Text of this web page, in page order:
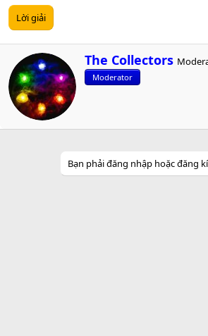
Lời giải
W
r
i
n
The Collectors
Moderator
Bạn phải đăng nhập hoặc đăng